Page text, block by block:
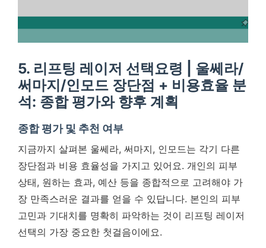
5. 리프팅 레이저 선택요령 | 울쎄라/
써마지/인모드 장단점 + 비용효율 분
석: 종합 평가와 향후 계획
종합 평가 및 추천 여부
지금까지 살펴본 울쎄라, 써마지, 인모드는 각기 다른
장단점과 비용 효율성을 가지고 있어요. 개인의 피부
상태, 원하는 효과, 예산 등을 종합적으로 고려해야 가
장 만족스러운 결과를 얻을 수 있답니다. 본인의 피부
고민과 기대치를 명확히 파악하는 것이 리프팅 레이저
선택의 가장 중요한 첫걸음이에요.